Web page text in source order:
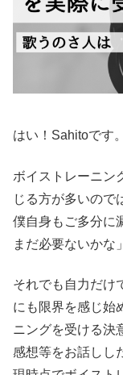
はい！Sahitoです。
ボイストレーニン
じる方が多いので
僕自身もご多分に
まだ必要ないかな
それでも自力だけ
にも限界を感じ始
ニングを受ける決
感想等をお話しし